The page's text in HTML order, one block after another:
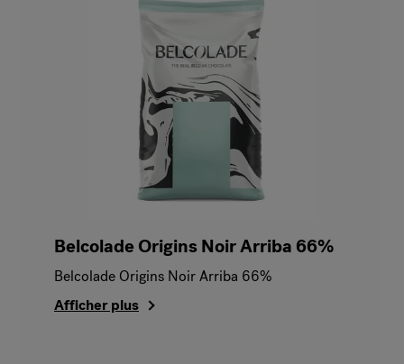
Belcolade Origins Noir Arriba 66%
Belcolade Origins Noir Arriba 66%
Afficher plus